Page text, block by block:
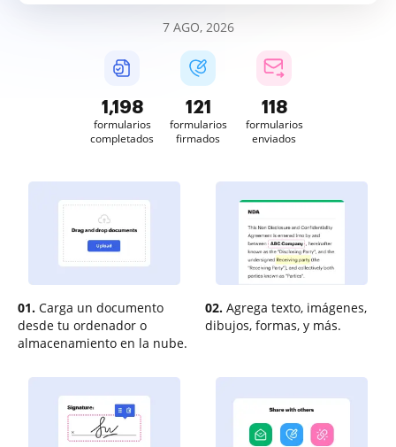
7 AGO, 2026
1,198
formularios
completados
121
formularios
firmados
118
formularios
enviados
01. Carga un documento
desde tu ordenador o
almacenamiento en la nube.
02. Agrega texto, imágenes,
dibujos, formas, y más.